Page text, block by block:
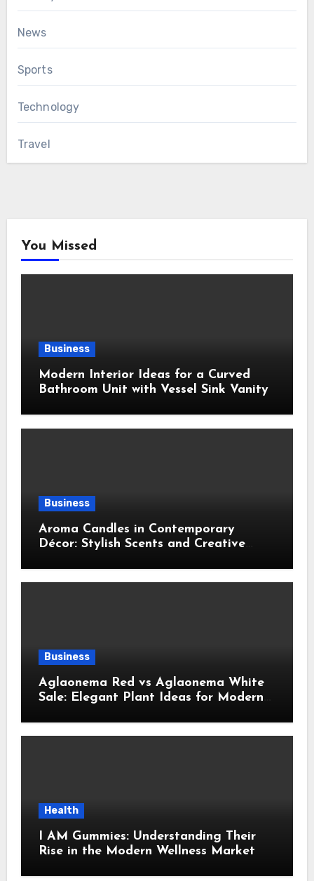
News
Sports
Technology
Travel
You Missed
Business
Modern Interior Ideas for a Curved
Bathroom Unit with Vessel Sink Vanity
Business
Aroma Candles in Contemporary
Décor: Stylish Scents and Creative
Business
Aglaonema Red vs Aglaonema White
Sale: Elegant Plant Ideas for Modern
Health
I AM Gummies: Understanding Their
Rise in the Modern Wellness Market